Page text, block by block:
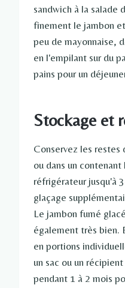
sandwich à la salade
finement le jambon
peu de mayonnaise,
en l'empilant sur du
pains pour un
Stockage et
Conservez les restes
ou dans un
réfrigérateur jusqu'à
glaçage
Le jambon fumé
également très bien.
en portions
un sac ou un
pendant 1 à 2 mois